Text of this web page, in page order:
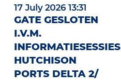
17 July 2026 13:31
GATE GESLOTEN
I.V.M.
INFORMATIESESSIES
HUTCHISON
PORTS DELTA 2/